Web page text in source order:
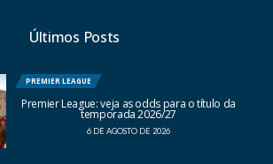
Últimos Posts
PREMIER LEAGUE
Premier League: veja as odds para o título da
temporada 2026/27
6 DE AGOSTO DE 2026